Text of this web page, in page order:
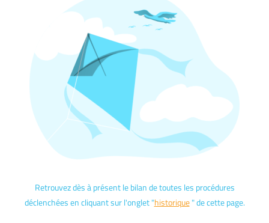
Retrouvez dès à présent le bilan de toutes les procédures
déclenchées en cliquant sur l'onglet "historique" de cette page.